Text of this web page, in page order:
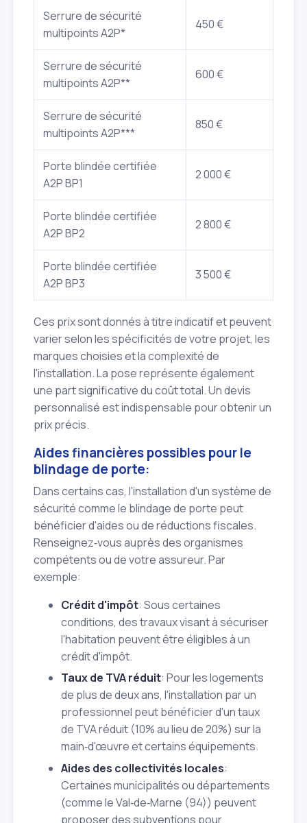
Serrure de sécurité
multipoints A2P*
450 €
Serrure de sécurité
multipoints A2P**
600 €
Serrure de sécurité
multipoints A2P***
850 €
Porte blindée certifiée
A2P BP1
2 000 €
Porte blindée certifiée
A2P BP2
2 800 €
Porte blindée certifiée
A2P BP3
3 500 €
Ces prix sont donnés à titre indicatif et peuvent
varier selon les spécificités de votre projet, les
marques choisies et la complexité de
l'installation. La pose représente également
une part significative du coût total. Un devis
personnalisé est indispensable pour obtenir un
prix précis.
Aides financières possibles pour le
blindage de porte:
Dans certains cas, l'installation d'un système de
sécurité comme le blindage de porte peut
bénéficier d'aides ou de réductions fiscales.
Renseignez‑vous auprès des organismes
compétents ou de votre assureur. Par
exemple:
Crédit d'impôt: Sous certaines
conditions, des travaux visant à sécuriser
l'habitation peuvent être éligibles à un
crédit d'impôt.
Taux de TVA réduit: Pour les logements
de plus de deux ans, l'installation par un
professionnel peut bénéficier d'un taux
de TVA réduit (10% au lieu de 20%) sur la
main‑d'œuvre et certains équipements.
Aides des collectivités locales:
Certaines municipalités ou départements
(comme le Val‑de‑Marne (94)) peuvent
proposer des subventions pour